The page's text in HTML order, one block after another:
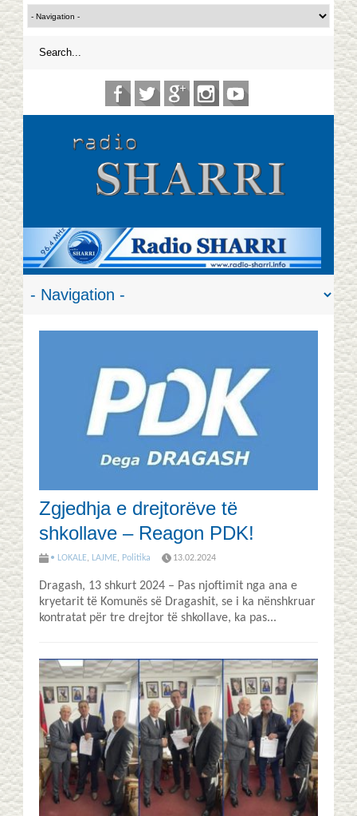
Zgjedhja e drejtorëve të
shkollave – Reagon PDK!
• LOKALE, LAJME, Politika 13.02.2024
Dragash, 13 shkurt 2024 – Pas njoftimit nga ana e
kryetarit të Komunës së Dragashit, se i ka nënshkruar
kontratat për tre drejtor të shkollave, ka pas...